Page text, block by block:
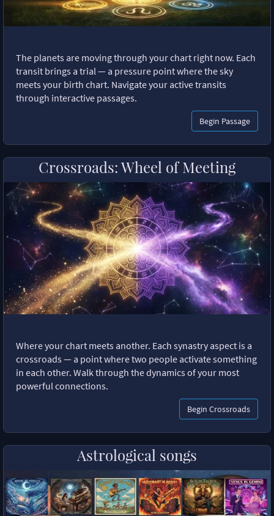
The planets are moving through your chart right now. Each
transit brings a trial — a pressure point where the sky
meets your birth chart. Navigate your active transits
through interactive passages.
Begin Passage
Crossroads: Wheel of Meeting
Where your chart meets another. Each synastry aspect is a
crossroads — a point where two people activate something
in each other. Walk through the dynamics of your most
powerful connections.
Begin Crossroads
Astrological songs